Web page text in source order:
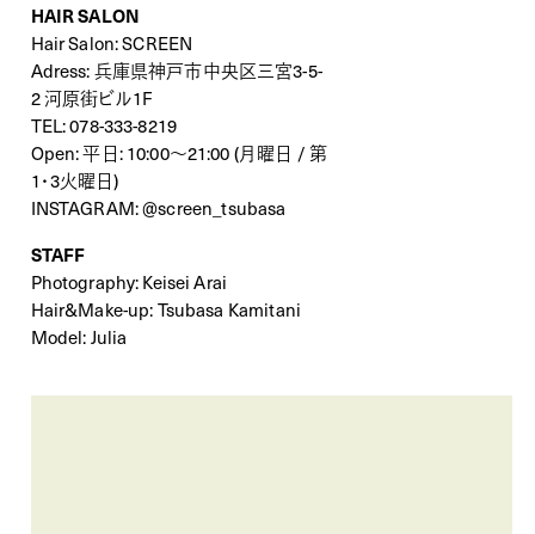
HAIR SALON
Hair Salon: SCREEN
Adress: 兵庫県神戸市中央区三宮3-5-
2 河原街ビル1F
TEL: 078-333-8219
Open: 平日: 10:00〜21:00 (月曜日 / 第
1・3火曜日)
INSTAGRAM:@screen_tsubasa
STAFF
Photography: Keisei Arai
Hair&Make-up: Tsubasa Kamitani
Model: Julia